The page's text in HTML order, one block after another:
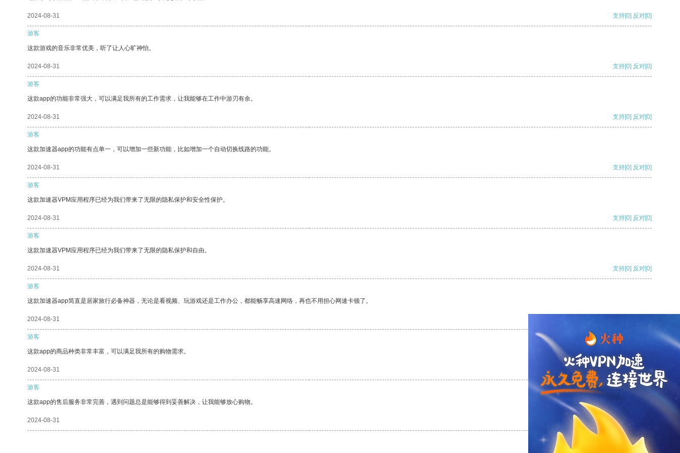
2024-08-31 支持[0] 反对[0]
游客
这款游戏的音乐非常优美，听了让人心旷神怡。
2024-08-31 支持[0] 反对[0]
游客
这款app的功能非常强大，可以满足我所有的工作需求，让我能够在工作中游刃有余。
2024-08-31 支持[0] 反对[0]
游客
这款加速器app的功能有点单一，可以增加一些新功能，比如增加一个自动切换线路的功能。
2024-08-31 支持[0] 反对[0]
游客
这款加速器VPM应用程序已经为我们带来了无限的隐私保护和安全性保护。
2024-08-31 支持[0] 反对[0]
游客
这款加速器VPM应用程序已经为我们带来了无限的隐私保护和自由。
2024-08-31 支持[0] 反对[0]
游客
这款加速器app简直是居家旅行必备神器，无论是看视频、玩游戏还是工作办公，都能畅享高速网络，再也不用担心网速卡顿了。
2024-08-31
游客
这款app的商品种类非常丰富，可以满足我所有的购物需求。
2024-08-31 支持 [0] 反对 [0]
游客
这款app的售后服务非常完善，遇到问题总是能够得到妥善解决，让我能够放心购物。
2024-08-31 支持